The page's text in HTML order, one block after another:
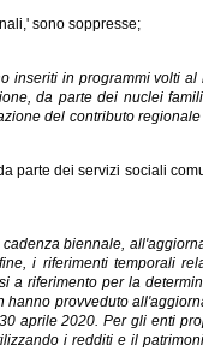
sono soppresse;
inseriti in programmi volti
da parte dei nuclei
del contributo
parte dei servizi sociali
biennale,
i riferimenti temporali
a riferimento per la
provveduto
aprile 2020. Per gli enti
i redditi e il